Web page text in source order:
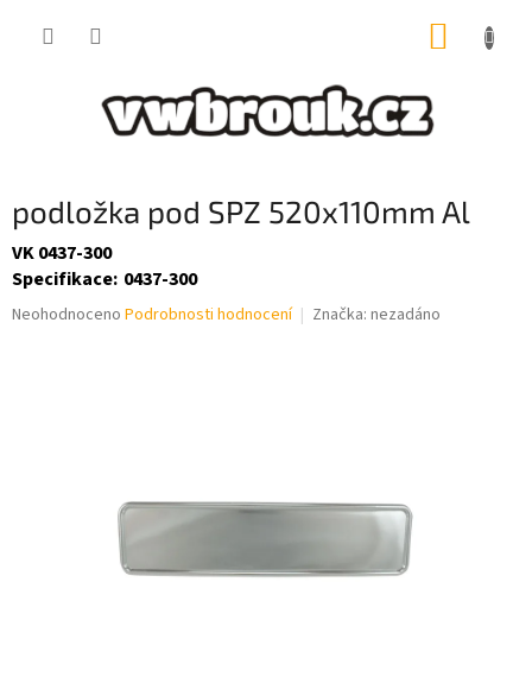
podložka pod SPZ 520x110mm Al
VK 0437-300
Specifikace: 0437-300
Průměrné
Neohodnoceno Podrobnosti hodnocení Značka: nezadáno